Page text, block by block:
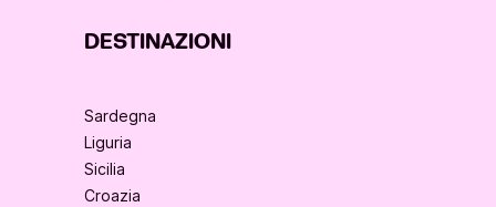
DESTINAZIONI
Sardegna
Liguria
Sicilia
Croazia